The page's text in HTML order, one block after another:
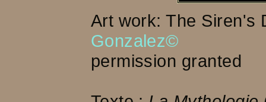
Art work: The Siren's
Gonzalez©
permission granted